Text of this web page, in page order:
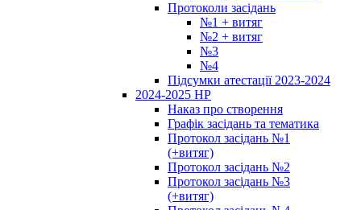
Протоколи засідань
№1 + витяг
№2 + витяг
№3
№4
Підсумки атестації 2023-2024
2024-2025 НР
Наказ про створення
Графік засідань та тематика
Протокол засідань №1
(+витяг)
Протокол засідань №2
Протокол засідань №3
(+витяг)